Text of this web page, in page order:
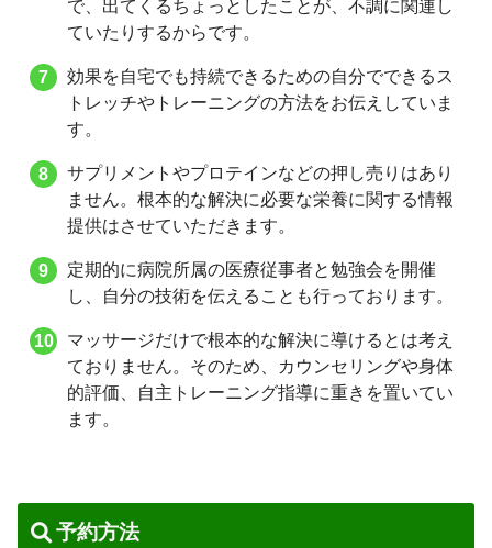
で、出てくるちょっとしたことが、不調に関連し
ていたりするからです。
効果を自宅でも持続できるための自分でできるス
トレッチやトレーニングの方法をお伝えしていま
す。
サプリメントやプロテインなどの押し売りはあり
ません。根本的な解決に必要な栄養に関する情報
提供はさせていただきます。
定期的に病院所属の医療従事者と勉強会を開催
し、自分の技術を伝えることも行っております。
マッサージだけで根本的な解決に導けるとは考え
ておりません。そのため、カウンセリングや身体
的評価、自主トレーニング指導に重きを置いてい
ます。
予約方法